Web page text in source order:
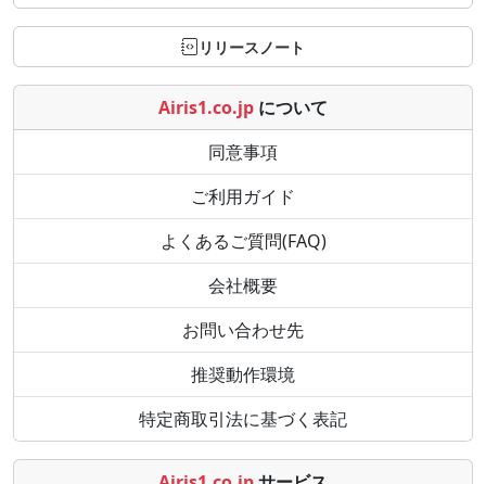
リリースノート
Airis1.co.jp について
同意事項
ご利用ガイド
よくあるご質問(FAQ)
会社概要
お問い合わせ先
推奨動作環境
特定商取引法に基づく表記